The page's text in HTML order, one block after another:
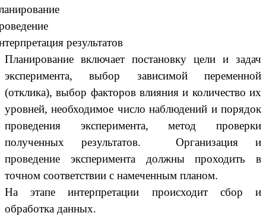
результатов
Планирование включает постановку цели и задач
эксперимента, выбор зависимой переменной
(отклика), выбор факторов влияния и количество их
уровней, необходимое число наблюдений и порядок
проведения эксперимента, метод проверки
полученных результатов. Организация и
проведение эксперимента должны проходить в
точном соответствии с намеченным планом.
На этапе интерпретации происходит сбор и
обработка данных.